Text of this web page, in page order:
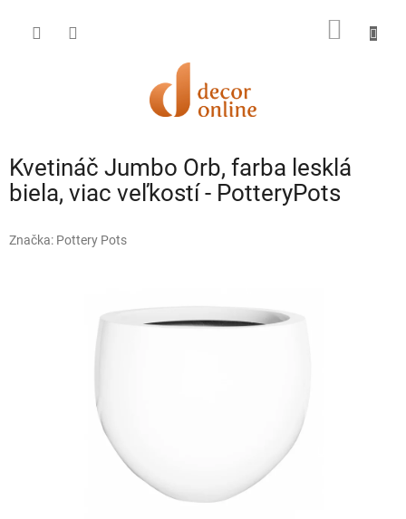
obsah
Kvetináč Jumbo Orb, farba lesklá
biela, viac veľkostí - PotteryPots
Značka: Pottery Pots